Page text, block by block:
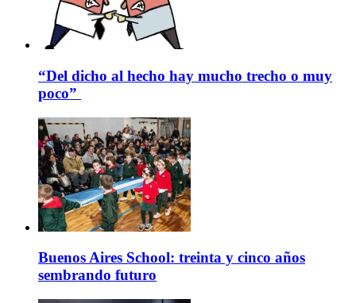
“Del dicho al hecho hay mucho trecho o muy
poco”
Buenos Aires School: treinta y cinco años
sembrando futuro